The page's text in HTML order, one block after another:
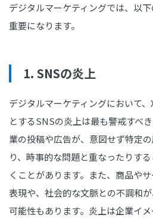
デジタルマーケティングでは、以
重要になります。
1. SNSの炎上
デジタルマーケティングにおいて
とするSNSの炎上は最も警戒すべ
業の投稿や広告が、意図せず特定
り、時事的な問題と重なったりす
くことがあります。また、商品や
表現や、社会的な文脈との不調和
可能性もあります。炎上は企業イ